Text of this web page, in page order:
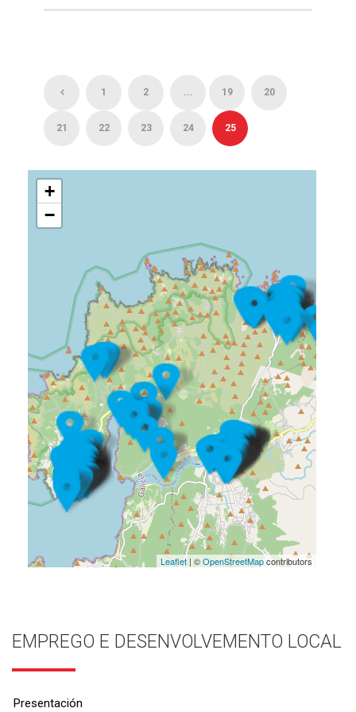
1 2 ... 19 20
21 22 23 24 25
+
−
Leaflet| ©OpenStreetMapcontributors
EMPREGO E DESENVOLVEMENTO LOCAL
Presentación